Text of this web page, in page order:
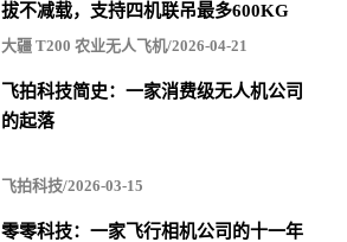
拔不减载，支持四机联吊最多600KG
大疆 T200 农业无人飞机/2026-04-21
飞拍科技简史：一家消费级无人机公司
的起落
飞拍科技/2026-03-15
零零科技：一家飞行相机公司的十一年